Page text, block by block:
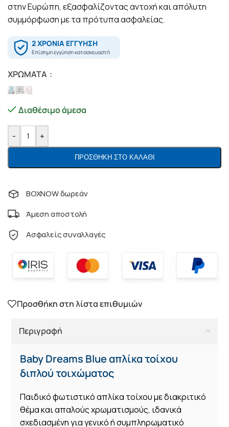
στην Ευρώπη, εξασφαλίζοντας αντοχή και απόλυτη
συμμόρφωση με τα πρότυπα ασφαλείας.
ΧΡΏΜΑΤΑ
Διαθέσιμο άμεσα
- +
ΠΡΟΣΘΉΚΗ ΣΤΟ ΚΑΛΆΘΙ
BOXNOW δωρεάν
Άμεση αποστολή
Ασφαλείς συναλλαγές
Προσθήκη στη λίστα επιθυμιών
Περιγραφή
Baby Dreams Blue απλίκα τοίχου
διπλού τοιχώματος
Παιδικό φωτιστικό απλίκα τοίχου με διακριτικό
θέμα και απαλούς χρωματισμούς, ιδανικά
σχεδιασμένη για γενικό ή συμπληρωματικό